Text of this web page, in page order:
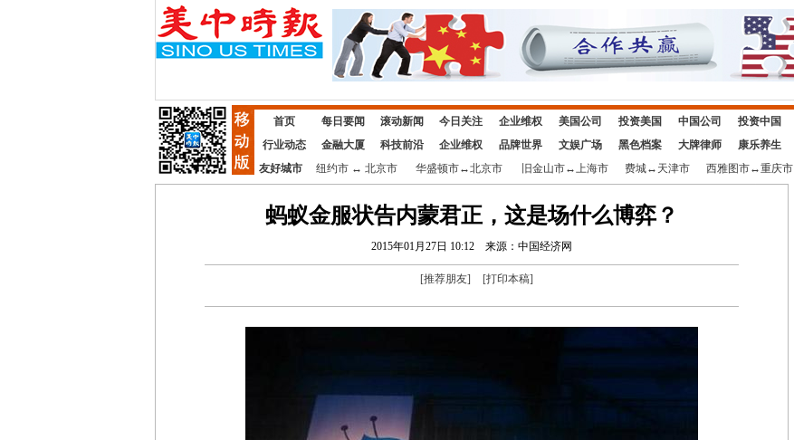
首页 每日要闻 滚动新闻 今日关注 企业维权 美国公司 投资美国 中国公司 投资中国
行业动态
金融大厦 科技前沿 企业维权 品牌世界 文娱广场 黑色档案 大牌律师 康乐养生
友好城市
纽约市↔ 北京市 华盛顿市↔北京市 旧金山市↔上海市 费城↔ 天津市 西雅图市↔重庆市
蚂蚁金服状告内蒙君正，这是场什么博弈？
2015年01月27日 10:12 来源：中国经济网
[推荐朋友] [打印本稿]